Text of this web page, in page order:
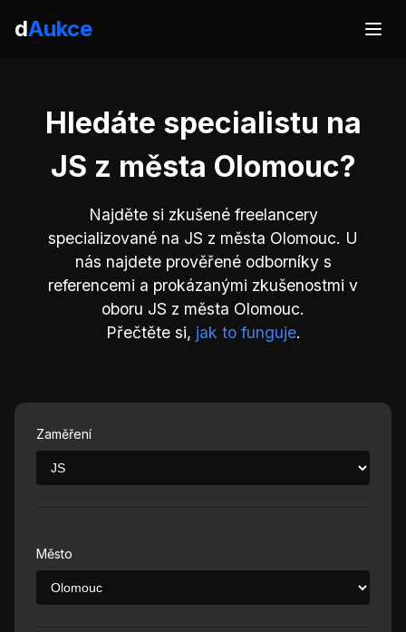
dAukce
Hledáte specialistu na
JS z města Olomouc?
Najděte si zkušené freelancery
specializované na JS z města Olomouc. U
nás najdete prověřené odborníky s
referencemi a prokázanými zkušenostmi v
oboru JS z města Olomouc.
Přečtěte si, jak to funguje.
Zaměření
Město